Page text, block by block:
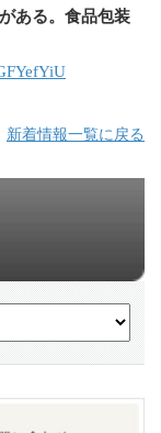
ある。食品包装
新着情報一覧に戻る